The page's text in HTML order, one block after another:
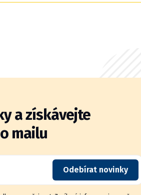
a získávejte
mailu
Odebírat novinky